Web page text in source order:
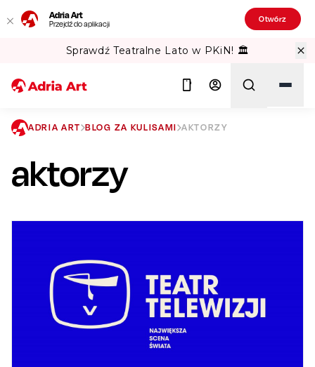
Adria Art
Przejdź do aplikacji Otwórz
Sprawdź Teatralne Lato w PKiN! 🏛️
ADRIA ART BLOG ZA KULISAMI AKTORZY
aktorzy